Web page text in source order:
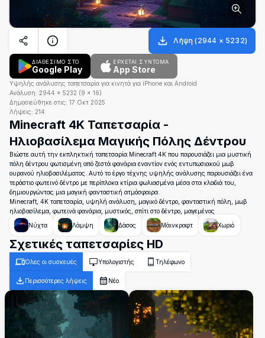
Λήψη (2944 × 5232)
ΔΙΑΘΕΣΙΜΟ ΣΤΟ
Google Play
ΈΡΧΕΤΑΙ ΣΎΝΤΟΜΑ
App Store
Υψηλής ανάλυσης ταπετσαρία για κινητά για iPhone και Android
Ανάλυση: 2944 × 5232 (9 × 16)
Δημοσιεύθηκε στις: 17 Οκτ 2025
Λήψεις: 214
Minecraft 4K Ταπετσαρία -
Ηλιοβασίλεμα Μαγικής Πόλης Δέντρου
Βιώστε αυτή την εκπληκτική ταπετσαρία Minecraft 4K που παρουσιάζει μια μυστική
πόλη δέντρου φωτισμένη από ζεστά φανάρια εναντίον ενός εντυπωσιακού μωβ
ουρανού ηλιοβασιλέματος. Αυτό το έργο τέχνης υψηλής ανάλυσης παρουσιάζει ένα
τεράστιο φωτεινό δέντρο με περίπλοκα κτίρια φωλιασμένα μέσα στα κλαδιά του,
δημιουργώντας μια μαγική φανταστική ατμόσφαιρα.
Minecraft, 4K ταπετσαρία, υψηλή ανάλυση, μαγικό δέντρο, φανταστική πόλη, μωβ
ηλιοβασίλεμα, φωτεινά φανάρια, μυστικός, σπίτι στο δέντρο, μαγεμένος
Νύχτα
Λάμψη Δάσος Μάινκραφτ Χωριό
Σχετικές ταπετσαρίες HD
Όλες οι συσκευές Υπολογιστής Τηλέφωνο
Περισσότερες λήψεις Νέο